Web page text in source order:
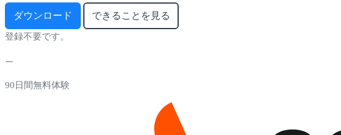
ダウンロード できることを見る
登録不要です。
90日間無料体験